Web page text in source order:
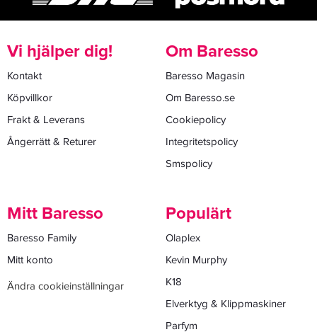
Vi hjälper dig!
Kontakt
Köpvillkor
Frakt & Leverans
Ångerrätt & Returer
Om Baresso
Baresso Magasin
Om Baresso.se
Cookiepolicy
Integritetspolicy
Smspolicy
Mitt Baresso
Baresso Family
Mitt konto
Ändra cookieinställningar
Populärt
Olaplex
Kevin Murphy
K18
Elverktyg & Klippmaskiner
Parfym